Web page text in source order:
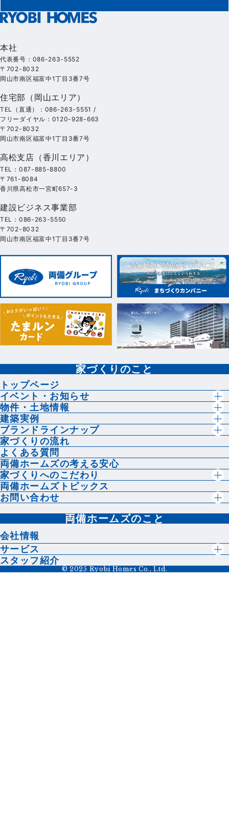
本社
代表番号：086-263-5552
〒702-8032
岡山市南区福富中1丁目3番7号
住宅部（岡山エリア）
TEL（直通）：086-263-5551 /
フリーダイヤル：0120-928-663
〒702-8032
岡山市南区福富中1丁目3番7号
高松支店（香川エリア）
TEL：087-885-8800
〒761-8084
香川県高松市一宮町657-3
建設ビジネス事業部
TEL：086-263-5550
〒702-8032
岡山市南区福富中1丁目3番7号
家づくりのこと
トップページ
イベント・お知らせ
物件・土地情報
建築実例
ブランドラインナップ
家づくりの流れ
よくある質問
両備ホームズの考える安心
家づくりへのこだわり
両備ホームズトピックス
お問い合わせ
両備ホームズのこと
会社情報
サービス
スタッフ紹介
© 2025 Ryobi Homes Co., Ltd.